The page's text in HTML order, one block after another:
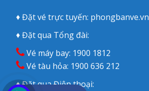
♦ Đặt vé trực tuyến: phongbanve.vn
♦ Đặt qua Tổng đài:
Vé máy bay: 1900 1812
Vé tàu hỏa: 1900 636 212
♦ Đặt qua Điện thoại: